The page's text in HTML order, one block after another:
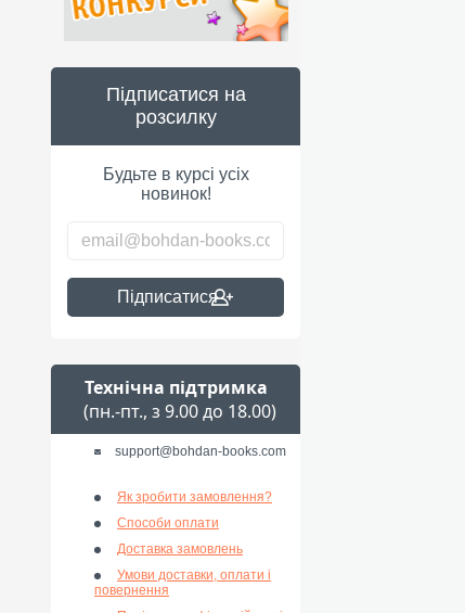
Підписатися на
розсилку
Будьте в курсі усіх
новинок!
Підписатися
Технічна підтримка
(пн.-пт., з 9.00 до 18.00)
support@bohdan-books.com
Як зробити замовлення?
Способи оплати
Доставка замовлень
Умови доставки, оплати і
повернення